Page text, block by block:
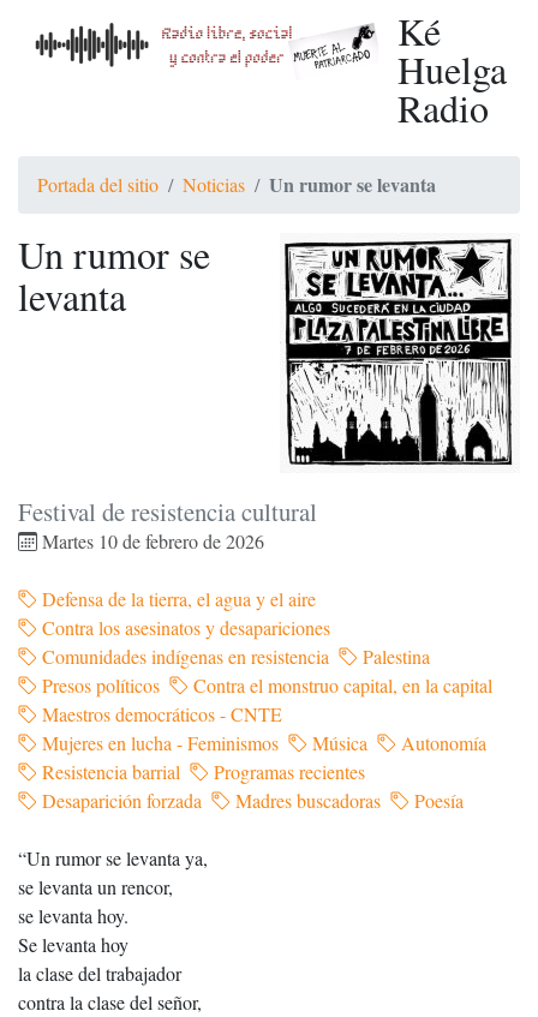
Ké
Huelga
Radio
Portada del sitio Noticias Un rumor se levanta
Un rumor se
levanta
Festival de resistencia cultural
Martes 10 de febrero de 2026
Defensa de la tierra, el agua y el aire
Contra los asesinatos y desapariciones
Comunidades indígenas en resistencia
Palestina
Presos políticos
Contra el monstruo capital, en la capital
Maestros democráticos - CNTE
Mujeres en lucha - Feminismos
Música
Autonomía
Resistencia barrial
Programas recientes
Desaparición forzada
Madres buscadoras Poesía
“Un rumor se levanta ya,
se levanta un rencor,
se levanta hoy.
Se levanta hoy
la clase del trabajador
contra la clase del señor,